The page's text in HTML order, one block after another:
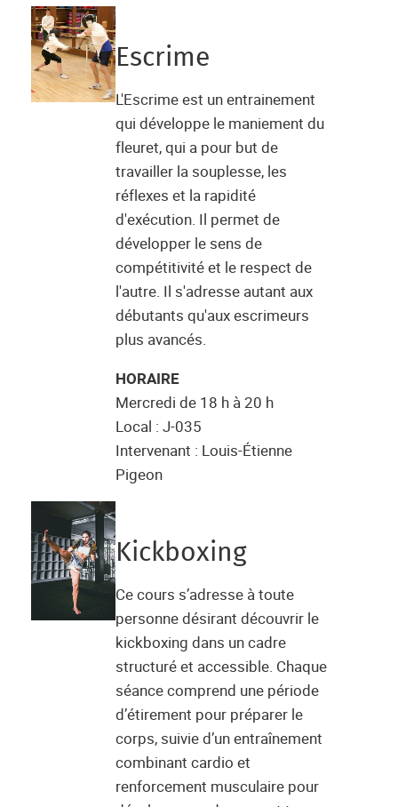
Escrime
L'Escrime est un entrainement
qui développe le maniement du
fleuret, qui a pour but de
travailler la souplesse, les
réflexes et la rapidité
d'exécution. Il permet de
développer le sens de
compétitivité et le respect de
l'autre. Il s'adresse autant aux
débutants qu'aux escrimeurs
plus avancés.
HORAIRE
Mercredi de 18 h à 20 h
Local : J-035
Intervenant : Louis-Étienne
Pigeon
Kickboxing
Ce cours s’adresse à toute
personne désirant découvrir le
kickboxing dans un cadre
structuré et accessible. Chaque
séance comprend une période
d’étirement pour préparer le
corps, suivie d’un entraînement
combinant cardio et
renforcement musculaire pour